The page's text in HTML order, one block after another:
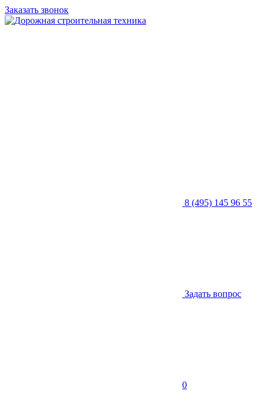
Заказать звонок
8 (495) 145 96 55
Задать вопрос
0